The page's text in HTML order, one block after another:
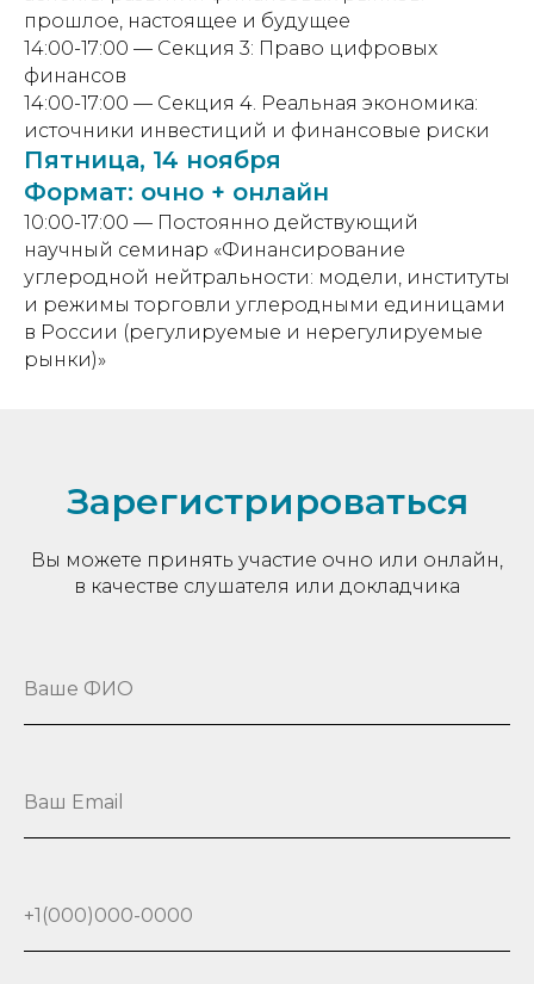
прошлое, настоящее и будущее
14:00-17:00 — Секция 3: Право цифровых
финансов
14:00-17:00 — Секция 4. Реальная экономика:
источники инвестиций и финансовые риски
Пятница, 14 ноября
Формат: очно + онлайн
10:00-17:00 — Постоянно действующий
научный семинар «Финансирование
углеродной нейтральности: модели, институты
и режимы торговли углеродными единицами
в России (регулируемые и нерегулируемые
рынки)»
Зарегистрироваться
Вы можете принять участие очно или онлайн,
в качестве слушателя или докладчика